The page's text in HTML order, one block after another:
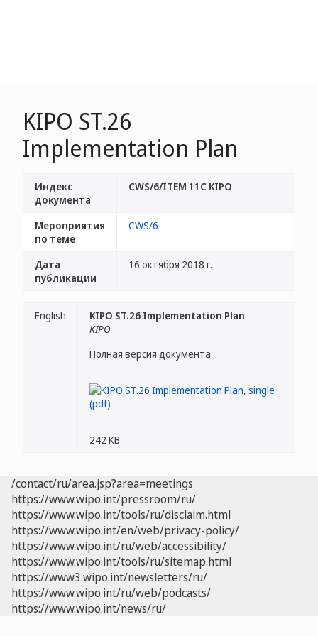
KIPO ST.26
Implementation Plan
Индекс
документа
CWS/6/ITEM 11C KIPO
Мероприятия
по теме
CWS/6
Дата
публикации
16 октября 2018 г.
English
KIPO ST.26 Implementation Plan
KIPO
Полная версия документа
242 KB
/contact/ru/area.jsp?area=meetings
https://www.wipo.int/pressroom/ru/
https://www.wipo.int/tools/ru/disclaim.html
https://www.wipo.int/en/web/privacy-policy/
https://www.wipo.int/ru/web/accessibility/
https://www.wipo.int/tools/ru/sitemap.html
https://www3.wipo.int/newsletters/ru/
https://www.wipo.int/ru/web/podcasts/
https://www.wipo.int/news/ru/